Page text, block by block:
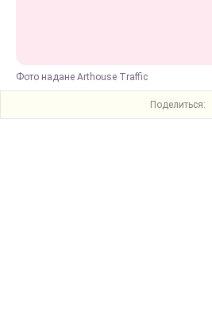
Фото надане Arthouse Traffic
Поделиться: